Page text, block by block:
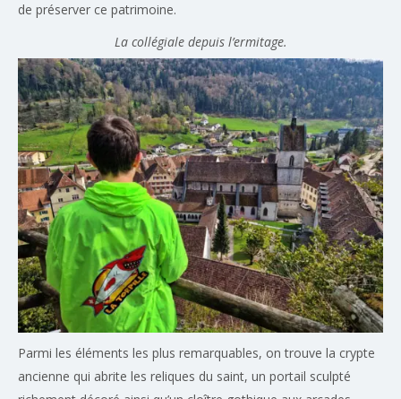
de préserver ce patrimoine.
La collégiale depuis l’ermitage.
Parmi les éléments les plus remarquables, on trouve la crypte
ancienne qui abrite les reliques du saint, un portail sculpté